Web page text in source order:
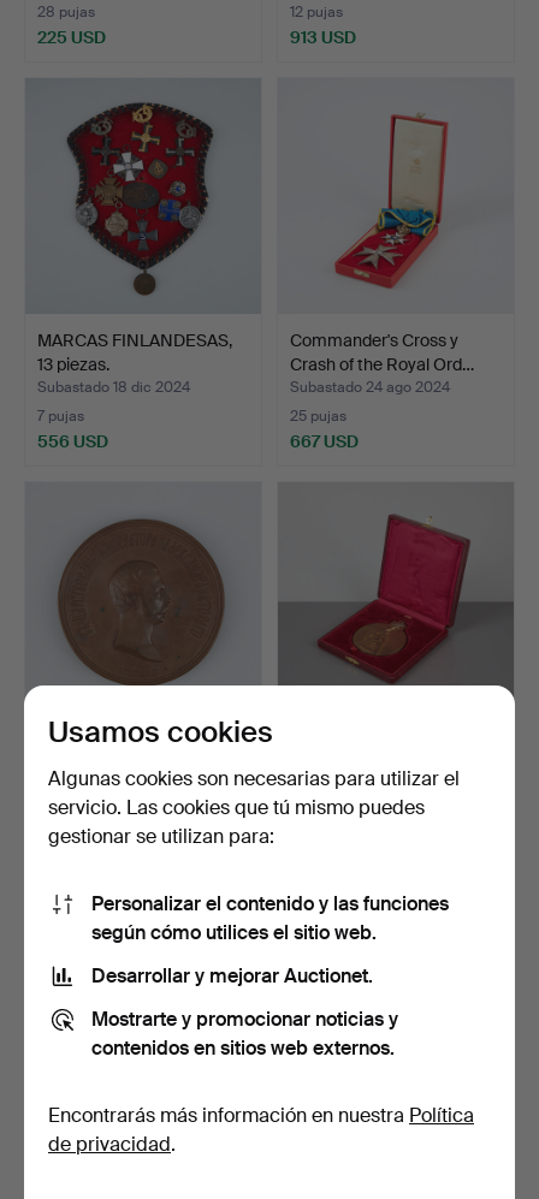
28 pujas
225 USD
12 pujas
913 USD
MARCAS FINLANDESAS,
13 piezas.
Subastado 18 dic 2024
7 pujas
556 USD
Commander's Cross y
Crash of the Royal Ord…
Subastado 24 ago 2024
25 pujas
667 USD
MEDALLA, cobre, Medalla
Monumento al Milen…
Subastado 20 jun 2024
10 pujas
258 USD
plateadas de la paz, Tro…
Subastado 6 feb 2024
9 pujas
MEDALLAS, 5 piezas,
Usamos cookies
Algunas cookies son necesarias para utilizar el
servicio. Las cookies que tú mismo puedes
gestionar se utilizan para:
Personalizar el contenido y las funciones
según cómo utilices el sitio web.
Desarrollar y mejorar Auctionet.
Mostrarte y promocionar noticias y
contenidos en sitios web externos.
Encontrarás más información en nuestra Política
de privacidad.